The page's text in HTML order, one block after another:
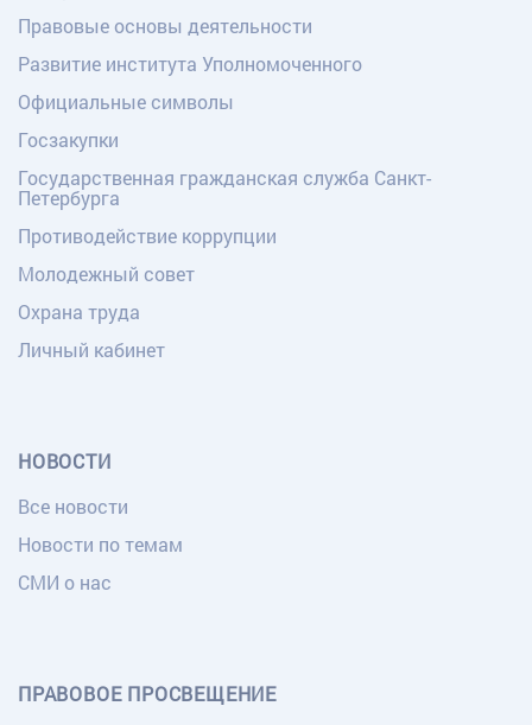
Правовые основы деятельности
Развитие института Уполномоченного
Официальные символы
Госзакупки
Государственная гражданская служба Санкт-
Петербурга
Противодействие коррупции
Молодежный совет
Охрана труда
Личный кабинет
НОВОСТИ
Все новости
Новости по темам
СМИ о нас
ПРАВОВОЕ ПРОСВЕЩЕНИЕ